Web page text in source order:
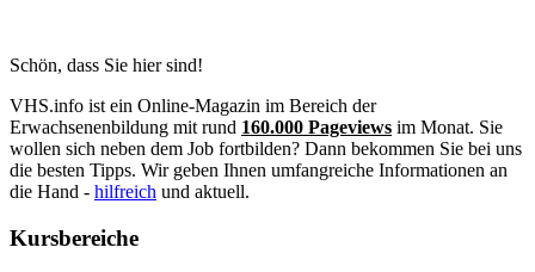
Schön, dass Sie hier sind!
VHS.info ist ein Online-Magazin im Bereich der
Erwachsenenbildung mit rund 160.000 Pageviews im Monat. Sie
wollen sich neben dem Job fortbilden? Dann bekommen Sie bei uns
die besten Tipps. Wir geben Ihnen umfangreiche Informationen an
die Hand - hilfreich und aktuell.
Kursbereiche